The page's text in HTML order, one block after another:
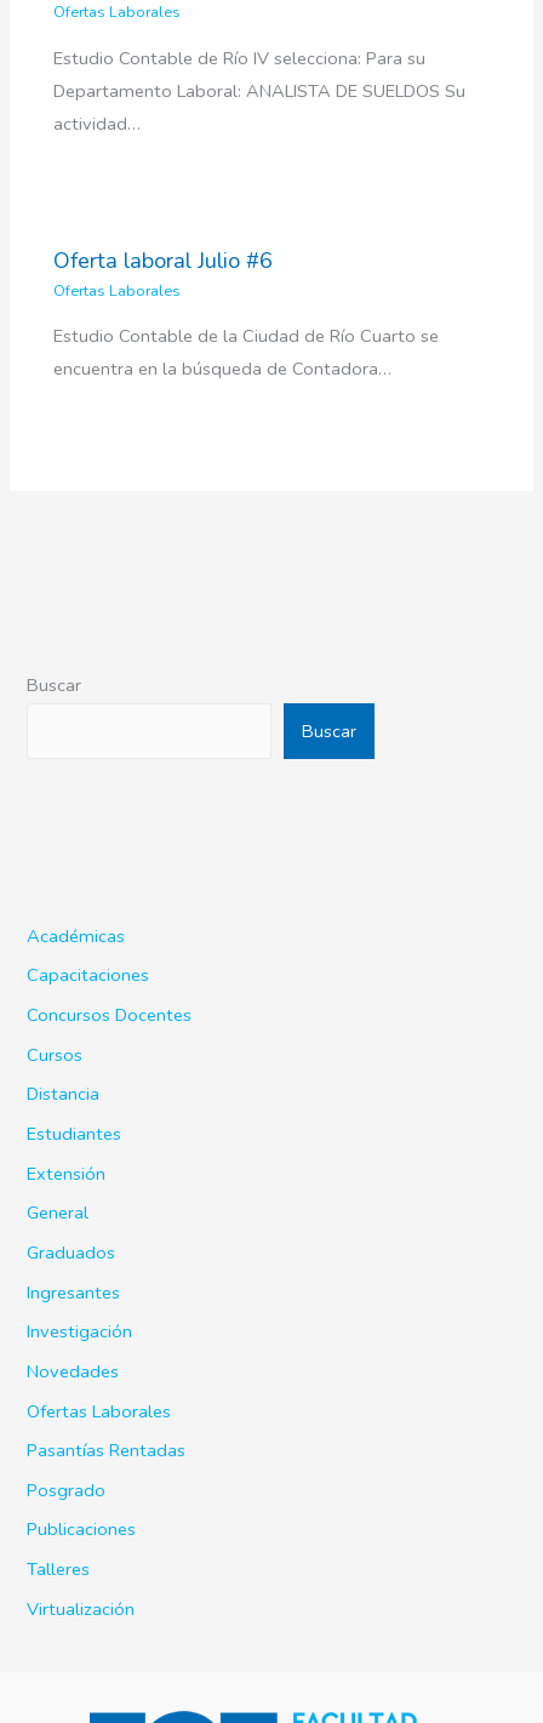
Ofertas Laborales
Estudio Contable de Río IV selecciona: Para su
Departamento Laboral: ANALISTA DE SUELDOS Su
actividad…
Oferta laboral Julio #6
Ofertas Laborales
Estudio Contable de la Ciudad de Río Cuarto se
encuentra en la búsqueda de Contadora…
Buscar
Buscar
Académicas
Capacitaciones
Concursos Docentes
Cursos
Distancia
Estudiantes
Extensión
General
Graduados
Ingresantes
Investigación
Novedades
Ofertas Laborales
Pasantías Rentadas
Posgrado
Publicaciones
Talleres
Virtualización